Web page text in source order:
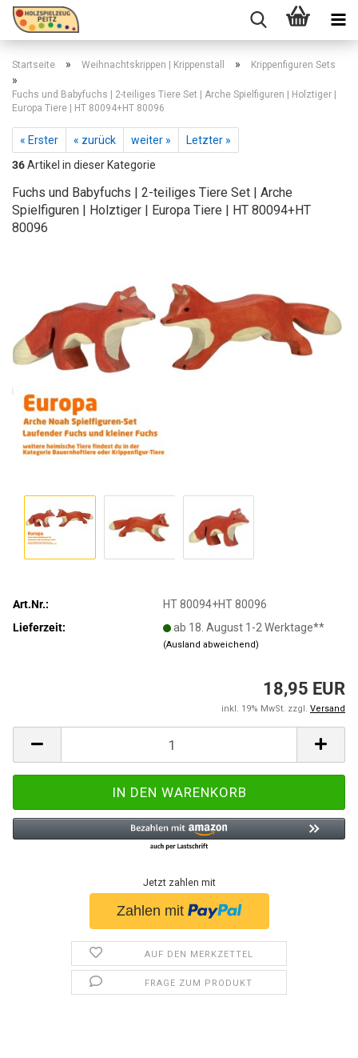
Startseite » Weihnachtskrippen | Krippenstall » Krippenfiguren Sets
»
Fuchs und Babyfuchs | 2-teiliges Tiere Set | Arche Spielfiguren | Holztiger |
Europa Tiere | HT 80094+HT 80096
« Erster « zurück weiter »
Letzter »
36Artikel in dieser Kategorie
Fuchs und Babyfuchs | 2-teiliges Tiere Set | Arche
Spielfiguren | Holztiger | Europa Tiere | HT 80094+HT
80096
Art.Nr.:
HT 80094+HT 80096
Lieferzeit:
ab 18. August 1-2 Werktage**
(Ausland abweichend)
18,95 EUR
inkl. 19% MwSt. zzgl. Versand
Jetzt zahlen mit
AUF DEN MERKZETTEL
FRAGE ZUM PRODUKT